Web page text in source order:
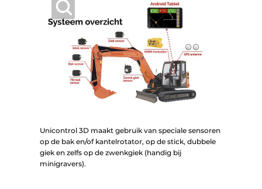
Unicontrol 3D maakt gebruik van speciale sensoren
op de bak en/of kantelrotator, op de stick, dubbele
giek en zelfs op de zwenkgiek (handig bij
minigravers).